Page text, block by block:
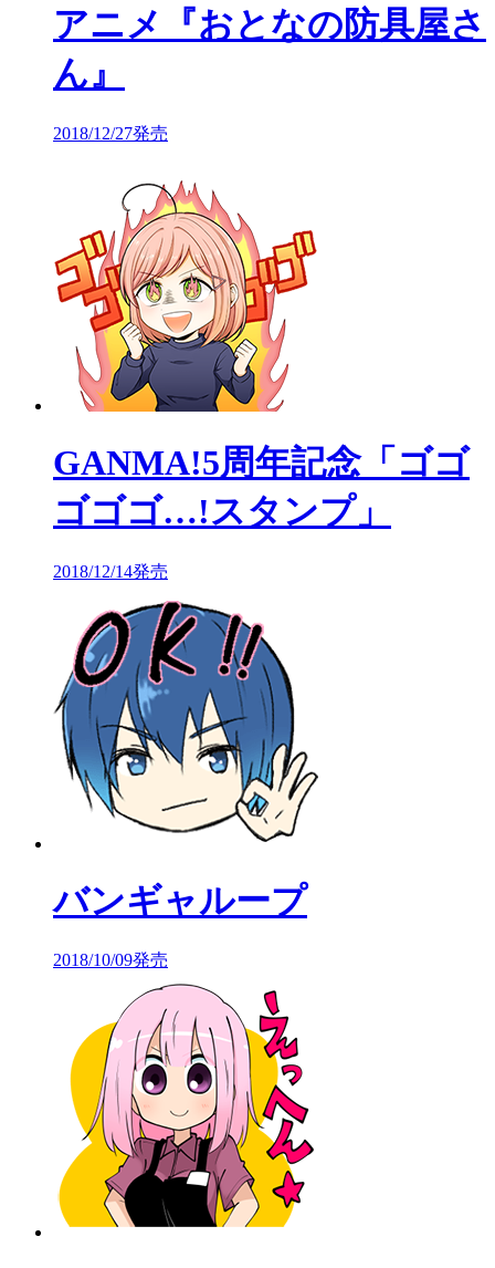
アニメ『おとなの防具屋さ
ん』
2018/12/27発売
GANMA!5周年記念「ゴゴ
ゴゴゴ…!スタンプ」
2018/12/14発売
バンギャループ
2018/10/09発売